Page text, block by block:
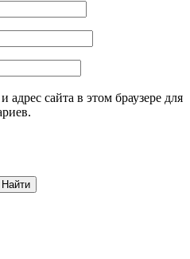
сайта в этом браузере для
Найти